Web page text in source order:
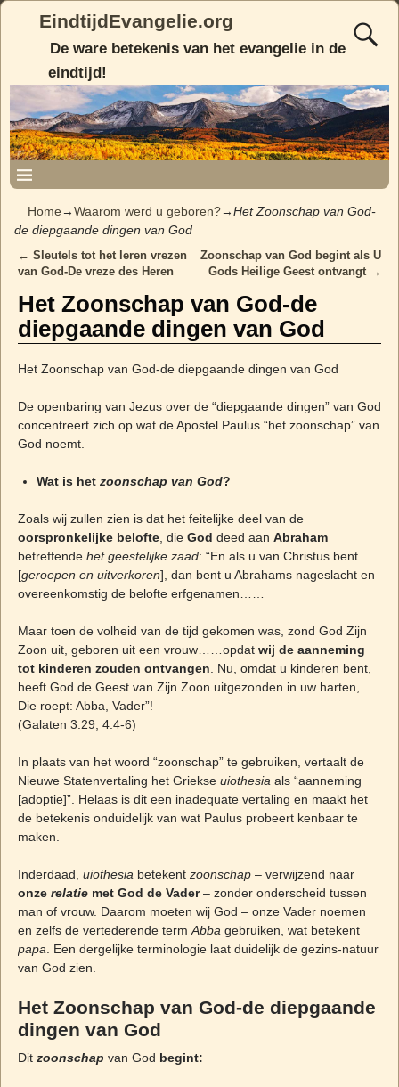
EindtijdEvangelie.org
De ware betekenis van het evangelie in de
eindtijd!
Home→Waarom werd u geboren?→Het Zoonschap van God-
de diepgaande dingen van God
Post navigation
← Sleutels tot het leren vrezen
van God-De vreze des Heren
Zoonschap van God begint als U
Gods Heilige Geest ontvangt →
Het Zoonschap van God-de
diepgaande dingen van God
Het Zoonschap van God-de diepgaande dingen van God
De openbaring van Jezus over de “diepgaande dingen” van God
concentreert zich op wat de Apostel Paulus “het zoonschap” van
God noemt.
Wat is het zoonschap van God?
Zoals wij zullen zien is dat het feitelijke deel van de
oorspronkelijke belofte, die God deed aan Abraham
betreffende het geestelijke zaad: “En als u van Christus bent
[geroepen en uitverkoren], dan bent u Abrahams nageslacht en
overeenkomstig de belofte erfgenamen……
Maar toen de volheid van de tijd gekomen was, zond God Zijn
Zoon uit, geboren uit een vrouw……opdat wij de aanneming
tot kinderen zouden ontvangen. Nu, omdat u kinderen bent,
heeft God de Geest van Zijn Zoon uitgezonden in uw harten,
Die roept: Abba, Vader”!
(Galaten 3:29; 4:4-6)
In plaats van het woord “zoonschap” te gebruiken, vertaalt de
Nieuwe Statenvertaling het Griekse uiothesiaals “aanneming
[adoptie]”. Helaas is dit een inadequate vertaling en maakt het
de betekenis onduidelijk van wat Paulus probeert kenbaar te
maken.
Inderdaad, uiothesia betekent zoonschap– verwijzend naar
onzerelatiemet God de Vader– zonder onderscheid tussen
man of vrouw. Daarom moeten wij God – onze Vader noemen
en zelfs de vertederende termAbbagebruiken, wat betekent
papa. Een dergelijke terminologie laat duidelijk de gezins-natuur
van God zien.
Het Zoonschap van God-de diepgaande
dingen van God
Dit zoonschap van God begint: